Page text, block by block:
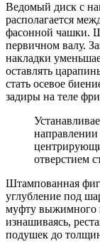
Ведомый диск с
располагается
фасонной чашки.
первичном валу.
накладки
оставлять
стать осевое
задиры на теле
отверстием
Штампованная
углубление под
муфту выжимного
изнашиваясь,
подушек до